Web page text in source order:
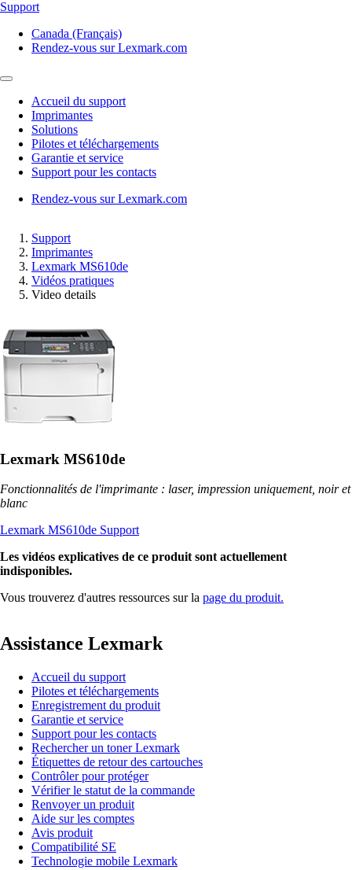
Support
Canada (Français)
Rendez-vous sur Lexmark.com
Accueil du support
Imprimantes
Solutions
Pilotes et téléchargements
Garantie et service
Support pour les contacts
Rendez-vous sur Lexmark.com
Support
Imprimantes
Lexmark MS610de
Vidéos pratiques
Video details
Lexmark MS610de
Fonctionnalités de l'imprimante : laser, impression uniquement, noir et
blanc
Lexmark MS610de Support
Les vidéos explicatives de ce produit sont actuellement
indisponibles.
Vous trouverez d'autres ressources sur la page du produit.
Assistance Lexmark
Accueil du support
Pilotes et téléchargements
Enregistrement du produit
Garantie et service
Support pour les contacts
Rechercher un toner Lexmark
Étiquettes de retour des cartouches
Contrôler pour protéger
Vérifier le statut de la commande
Renvoyer un produit
Aide sur les comptes
Avis produit
Compatibilité SE
Technologie mobile Lexmark